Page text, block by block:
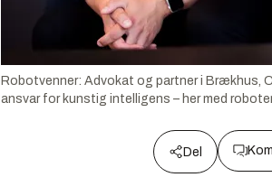
Robotvenner: Advokat og partner i Brækhus,
ansvar for kunstig intelligens – her med
Del